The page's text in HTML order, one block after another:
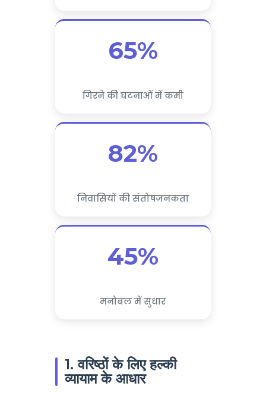
65%
गिरने की घटनाओं में कमी
82%
निवासियों की संतोषजनकता
45%
मनोबल में सुधार
1. वरिष्ठों के लिए हल्की
व्यायाम के आधार